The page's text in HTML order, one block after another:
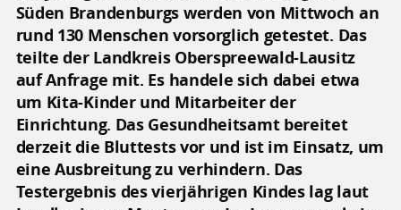
Süden Brandenburgs werden von Mittwoch an
rund 130 Menschen vorsorglich getestet. Das
teilte der Landkreis Oberspreewald-Lausitz
auf Anfrage mit. Es handele sich dabei etwa
um Kita-Kinder und Mitarbeiter der
Einrichtung. Das Gesundheitsamt bereitet
derzeit die Bluttests vor und ist im Einsatz, um
eine Ausbreitung zu verhindern. Das
Testergebnis des vierjährigen Kindes lag laut